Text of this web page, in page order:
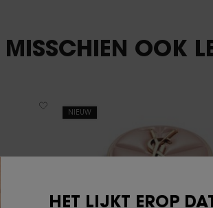
MISSCHIEN OOK
NIEUW
HET LIJKT EROP